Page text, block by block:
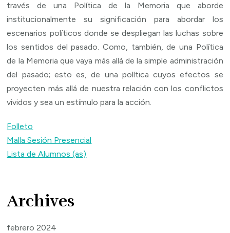
través de una Política de la Memoria que aborde
institucionalmente su significación para abordar los
escenarios políticos donde se despliegan las luchas sobre
los sentidos del pasado. Como, también, de una Política
de la Memoria que vaya más allá de la simple administración
del pasado; esto es, de una política cuyos efectos se
proyecten más allá de nuestra relación con los conflictos
vividos y sea un estímulo para la acción.
Folleto
Malla Sesión Presencial
Lista de Alumnos (as)
Archives
febrero 2024